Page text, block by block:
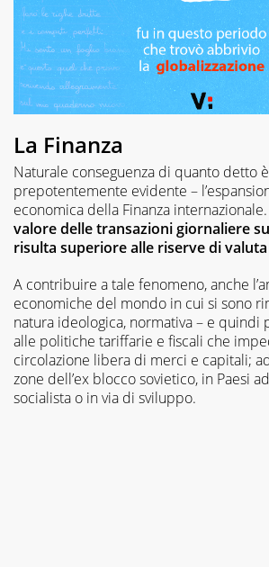
La Finanza
Naturale conseguenza di quanto detto
prepotentemente evidente –
economica della Finanza
valore delle transazioni giornaliere
risulta superiore alle riserve di
A contribuire a tale fenomeno, anche
economiche del mondo in cui si sono
natura ideologica, normativa – e quindi
alle politiche tariffarie e fiscali che
circolazione libera di merci e capitali;
zone dell’ex blocco sovietico, in Paesi
socialista o in via di sviluppo.